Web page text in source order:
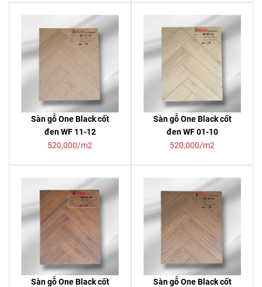
Sàn gỗ One Black cốt
đen WF 11-12
520,000/m2
Sàn gỗ One Black cốt
đen WF 01-10
520,000/m2
Sàn gỗ One Black cốt
Sàn gỗ One Black cốt